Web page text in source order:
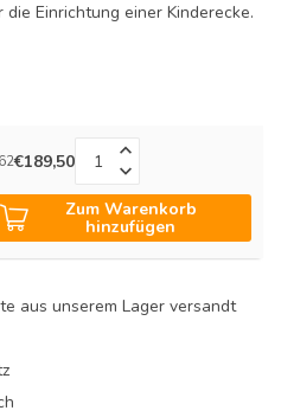
Einrichtung einer Kinderecke.
€189,50
Zum Warenkorb
hinzufügen
aus unserem Lager versandt